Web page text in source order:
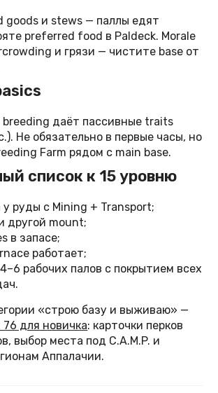
goods и stews — паллы едят
preferred food в Paldeck. Morale
и грязи — чистите base от
breeding даёт пассивные traits
Не обязательно в первые часы, но
Farm рядом с main base.
список к 15 уровню
у руды с Mining + Transport;
другой mount;
в запасе;
работает;
рабочих палов с покрытием всех
«строю базу и выживаю» —
для новичка: карточки перков
выбор места под C.A.M.P. и
Аппалачии.